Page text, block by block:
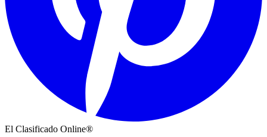
El Clasificado Online®